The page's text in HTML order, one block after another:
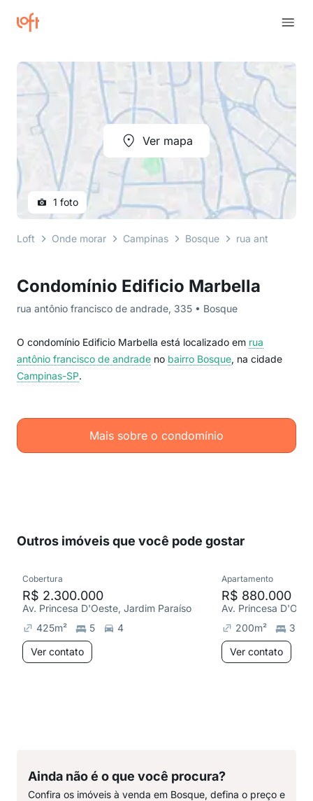
Condomínio Edificio Marbella
rua antônio francisco de andrade, 335 • Bosque
O condomínio Edificio Marbella está localizado em rua
antônio francisco de andrade no bairro Bosque, na cidade
Campinas-SP.
Mais sobre o condomínio
Ver mapa
1 foto
Loft Onde morar Campinas Bosque rua antônio
Outros imóveis que você pode gostar
Cobertura
R$ 2.300.000
Av. Princesa D'Oeste, Jardim Paraíso
425m² 5
4
Ver contato
Apartamento
R$ 880.000
200m²
3
Ver contato
Ainda não é o que você procura?
Confira os imóveis à venda em Bosque, defina o preço e